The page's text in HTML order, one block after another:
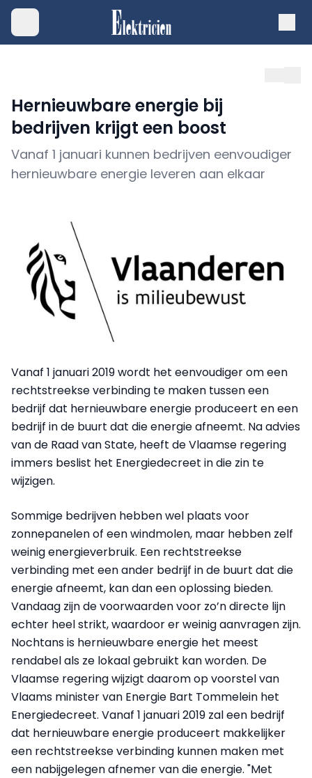
Hernieuwbare energie bij
bedrijven krijgt een boost
Vanaf 1 januari kunnen bedrijven eenvoudiger
hernieuwbare energie leveren aan elkaar
Vanaf 1 januari 2019 wordt het eenvoudiger om een
rechtstreekse verbinding te maken tussen een
bedrijf dat hernieuwbare energie produceert en een
bedrijf in de buurt dat die energie afneemt. Na advies
van de Raad van State, heeft de Vlaamse regering
immers beslist het Energiedecreet in die zin te
wijzigen.
Sommige bedrijven hebben wel plaats voor
zonnepanelen of een windmolen, maar hebben zelf
weinig energieverbruik. Een rechtstreekse
verbinding met een ander bedrijf in de buurt dat die
energie afneemt, kan dan een oplossing bieden.
Vandaag zijn de voorwaarden voor zo’n directe lijn
echter heel strikt, waardoor er weinig aanvragen zijn.
Nochtans is hernieuwbare energie het meest
rendabel als ze lokaal gebruikt kan worden. De
Vlaamse regering wijzigt daarom op voorstel van
Vlaams minister van Energie Bart Tommelein het
Energiedecreet. Vanaf 1 januari 2019 zal een bedrijf
dat hernieuwbare energie produceert makkelijker
een rechtstreekse verbinding kunnen maken met
een nabijgelegen afnemer van die energie. "Met